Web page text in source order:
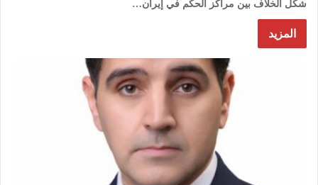
شكل الخلاف بين مراكز الحكم في إيران…
المزيد